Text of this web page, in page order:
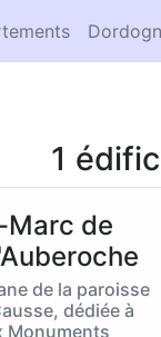
1
Marc de
de la paroisse
dédiée à
Monuments